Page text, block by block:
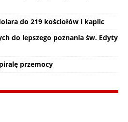
do 219 kościołów i kaplic
do lepszego poznania św. Edyty
przemocy